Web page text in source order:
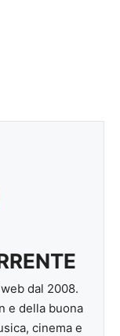
dal 2008.
e della buona
cinema e